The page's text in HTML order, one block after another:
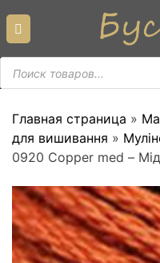
content
Пошук
товарів
Главная страница »
для вишивання »
0920 Copper med –